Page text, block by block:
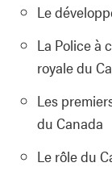
Le
La Police à
royale du
Les
du Canada
Le rôle du